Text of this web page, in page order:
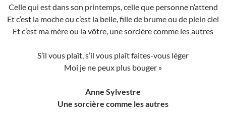
Celle qui est dans son printemps, celle que personne n’attend
Et c’est la moche ou c’est la belle, fille de brume ou de plein ciel
Et c’est ma mère ou la vôtre, une sorcière comme les autres
S’il vous plaît, s’il vous plaît faites-vous léger
Moi je ne peux plus bouger »
Anne Sylvestre
Une sorcière comme les autres